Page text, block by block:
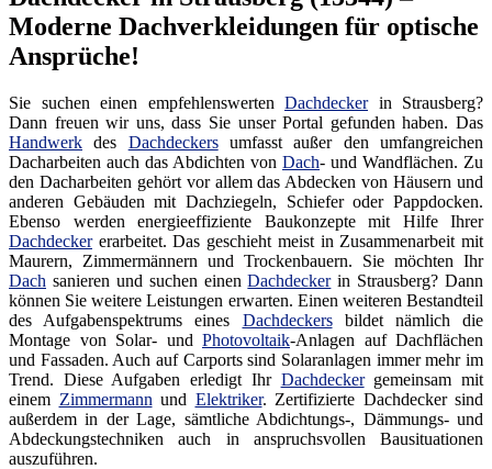
Moderne Dachverkleidungen für optische
Ansprüche!
Sie suchen einen empfehlenswerten Dachdeckerin Strausberg?
Dann freuen wir uns, dass Sie unser Portal gefunden haben. Das
Handwerk des Dachdeckersumfasst außer den umfangreichen
Dacharbeiten auch das Abdichten von Dach- und Wandflächen. Zu
den Dacharbeiten gehört vor allem das Abdecken von Häusern und
anderen Gebäuden mit Dachziegeln, Schiefer oder Pappdocken.
Ebenso werden energieeffiziente Baukonzepte mit Hilfe Ihrer
Dachdeckererarbeitet. Das geschieht meist in Zusammenarbeit mit
Maurern, Zimmermännern und Trockenbauern. Sie möchten Ihr
Dach sanieren und suchen einenDachdeckerin Strausberg? Dann
können Sie weitere Leistungen erwarten. Einen weiteren Bestandteil
des Aufgabenspektrums eines Dachdeckersbildet nämlich die
Montage von Solar- und Photovoltaik-Anlagen auf Dachflächen
und Fassaden. Auch auf Carports sind Solaranlagen immer mehr im
Trend. Diese Aufgaben erledigt Ihr Dachdeckergemeinsam mit
einem Zimmermann und Elektriker. Zertifizierte Dachdecker sind
außerdem in der Lage, sämtliche Abdichtungs-, Dämmungs- und
Abdeckungstechniken auch in anspruchsvollen Bausituationen
auszuführen.